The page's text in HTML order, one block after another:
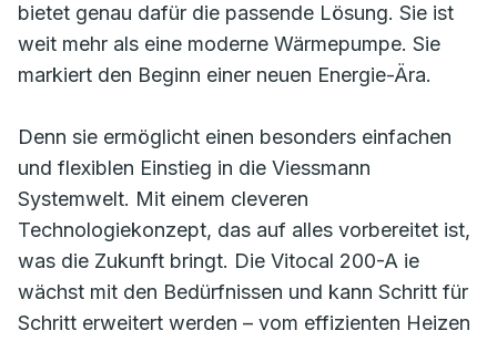
bietet genau dafür die passende Lösung. Sie ist
weit mehr als eine moderne Wärmepumpe. Sie
markiert den Beginn einer neuen Energie-Ära.
Denn sie ermöglicht einen besonders einfachen
und flexiblen Einstieg in die Viessmann
Systemwelt. Mit einem cleveren
Technologiekonzept, das auf alles vorbereitet ist,
was die Zukunft bringt. Die Vitocal 200-A ie
wächst mit den Bedürfnissen und kann Schritt für
Schritt erweitert werden – vom effizienten Heizen